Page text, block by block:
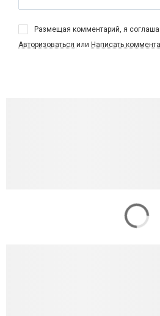
Размещая комментарий, я
Авторизоваться или Написать